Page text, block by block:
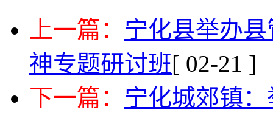
上一篇： 宁化县举办
神专题研讨班[ 02-21 ]
下一篇： 宁化城郊镇